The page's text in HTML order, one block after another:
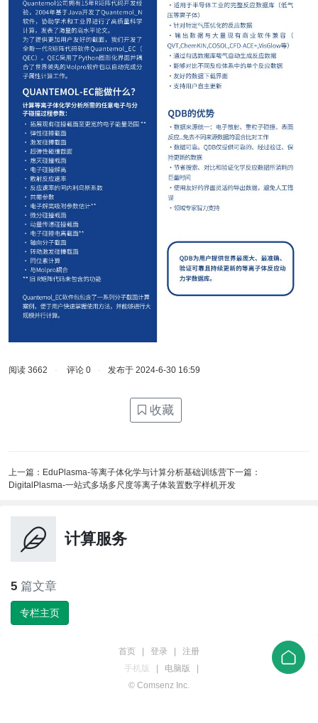
阅读 3662 · 评论 0 · 发布于 2024-6-30 16:59
收藏
上一篇： EduPlasma-等离子体化学与计算分析基础训练营下一篇：
DigitalPlasma-一站式多场多尺度等离子体装置数字样机开发
计算服务
5 篇文章
专栏主页
首页 | 登录 |
注册
手机版
| 电脑版
|
© Comsenz Inc.